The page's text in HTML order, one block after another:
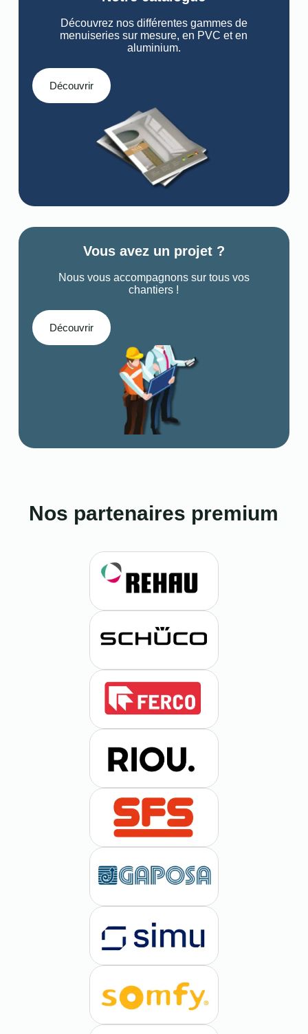
Découvrez nos différentes gammes de
menuiseries sur mesure, en PVC et en
aluminium.
Découvrir
Vous avez un projet ?
Nous vous accompagnons sur tous vos
chantiers !
Découvrir
Nos partenaires premium